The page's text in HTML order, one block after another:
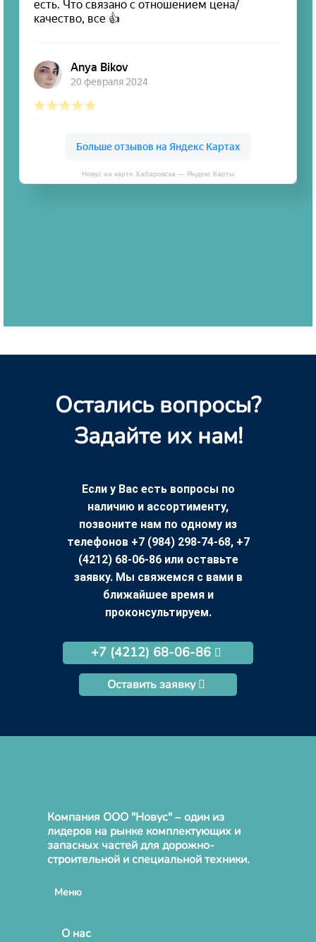
Новус на карте Хабаровска — Яндекс Карты
Остались вопросы?
Задайте их нам!
Если у Вас есть вопросы по
наличию и ассортименту,
позвоните нам по одному из
телефонов +7 (984) 298-74-68, +7
(4212) 68-06-86 или оставьте
заявку. Мы свяжемся с вами в
ближайшее время и
проконсультируем.
+7 (4212) 68-06-86
Оставить заявку
Компания ООО "Новус" – один из
лидеров на рынке комплектующих и
запасных частей для дорожно-
строительной и специальной техники.
Меню
О нас